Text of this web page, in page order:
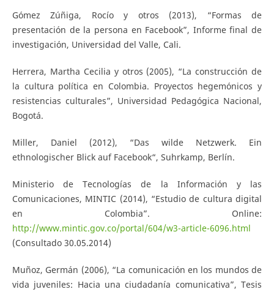
Gómez Zúñiga, Rocío y otros (2013), “Formas de
presentación de la persona en Facebook”, Informe final de
investigación, Universidad del Valle, Cali.
Herrera, Martha Cecilia y otros (2005), “La construcción de
la cultura política en Colombia. Proyectos hegemónicos y
resistencias culturales”, Universidad Pedagógica Nacional,
Bogotá.
Miller, Daniel (2012), “Das wilde Netzwerk. Ein
ethnologischer Blick auf Facebook“, Suhrkamp, Berlín.
Ministerio de Tecnologías de la Información y las
Comunicaciones, MINTIC (2014), “Estudio de cultura digital
en Colombia”. Online:
http://www.mintic.gov.co/portal/604/w3-article-6096.html
(Consultado 30.05.2014)
Muñoz, Germán (2006), “La comunicación en los mundos de
vida juveniles: Hacia una ciudadanía comunicativa”, Tesis